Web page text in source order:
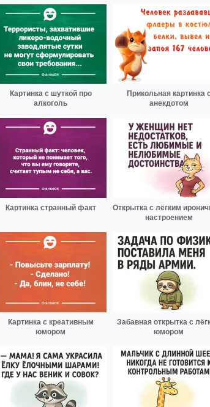
Картинка с шуткой про
алкоголь
Прикольная картинка
анекдотом
Картинка странный факт
Открытка с лёгким
настроением
Картинка с креативным
юмором
Забавная открытка с
юмором